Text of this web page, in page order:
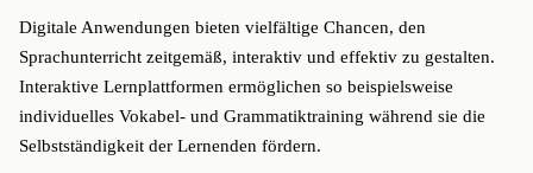
Digitale Anwendungen bieten vielfältige Chancen, den
Sprachunterricht zeitgemäß, interaktiv und effektiv zu gestalten.
Interaktive Lernplattformen ermöglichen so beispielsweise
individuelles Vokabel- und Grammatiktraining während sie die
Selbstständigkeit der Lernenden fördern.